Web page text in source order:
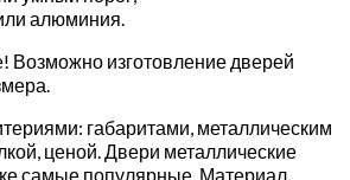
алюминия.
Возможно изготовление дверей
габаритами, металлическим
ценой. Двери металлические
самые популярные. Материал